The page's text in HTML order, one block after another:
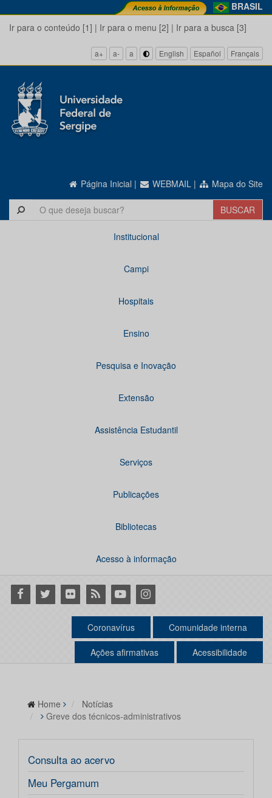
BRASIL
Ir para o conteúdo [1] | Ir para o menu [2] | Ir para a busca [3]
a+ a- a English Español Français
Página Inicial | WEBMAIL | Mapa do Site
Institucional
Campi
Hospitais
Ensino
Pesquisa e Inovação
Extensão
Assistência Estudantil
Serviços
Publicações
Bibliotecas
Acesso à informação
Facebook
Twitter Flickr RSS YoutubeInstagram
Coronavírus Comunidade interna
Ações afirmativas Acessibilidade
Home
Notícias
Greve dos técnicos-administrativos
Consulta ao acervo
Meu Pergamum